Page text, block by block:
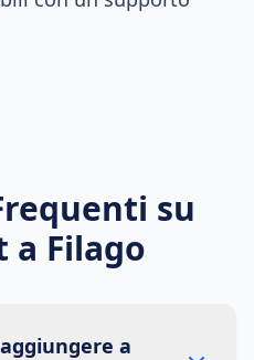
su
a Filago
a